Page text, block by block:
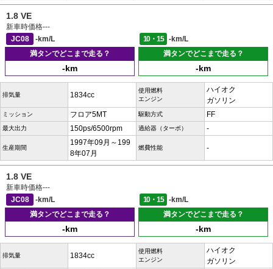
1.8 VE
新車時価格---
JC08
-km/L 10・15
-km/L
満タンでどこまで走る？
-km
満タンでどこまで走る？
-km
排気量 1834cc
使用燃料
エンジン
ハイオク
ガソリン
ミッション フロア5MT 駆動方式 FF
最大出力 150ps/6500rpm 過給器（ターボ） -
生産期間
1997年09月～199
8年07月
燃費性能 -
1.8 VE
新車時価格---
JC08
-km/L 10・15
-km/L
満タンでどこまで走る？
-km
満タンでどこまで走る？
-km
排気量 1834cc
使用燃料
エンジン
ハイオク
ガソリン